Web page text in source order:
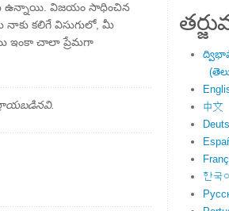
ఉన్నాయి. విజయం సాధించిన
కలిగే విసుగులో, మీ
ఇంకా చాలా ప్రేమగా
中文
한국